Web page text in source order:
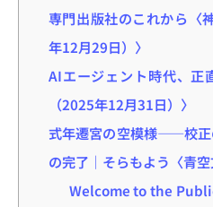
専門出版社のこれから〈
年12月29日）〉
AIエージェント時代、正
（2025年12月31日）〉
式年遷宮の空模様――校正
の完了｜そらもよう〈青
Welcome to the